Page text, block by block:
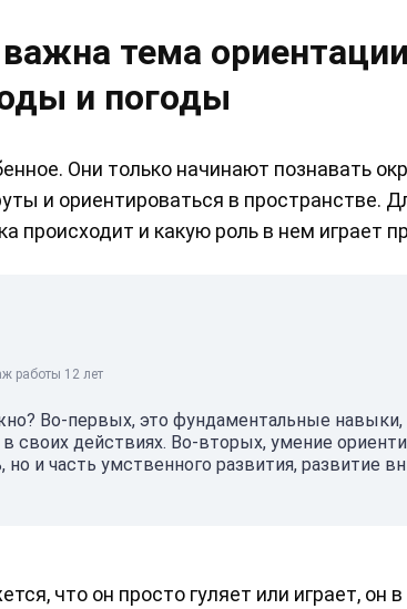
тема
и погоды
Они только начинают познавать
и ориентироваться в пространстве.
происходит и какую роль в нем играет
работы 12 лет
Во-первых, это фундаментальные
действиях. Во-вторых, умение
и часть умственного развития, развитие
что он просто гуляет или играет, он